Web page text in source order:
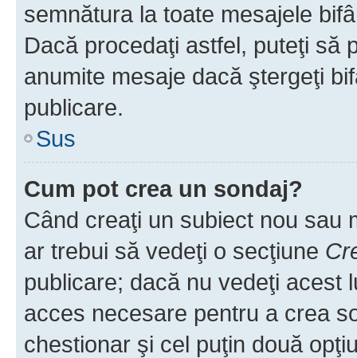
semnătura la toate mesajele
Dacă procedaţi astfel, puteţi să
anumite mesaje dacă ştergeţi
publicare.
Sus
Cum pot crea un sondaj?
Când creaţi un subiect nou sau
ar trebui să vedeţi o secţiune
publicare; dacă nu vedeţi acest
acces necesare pentru a crea
chestionar şi cel puţin două